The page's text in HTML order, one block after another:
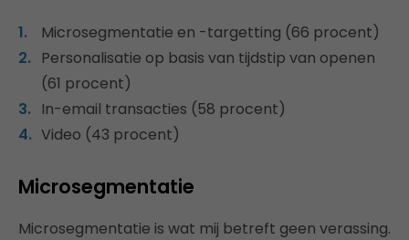
Microsegmentatie en -targetting (66 procent)
Personalisatie op basis van tijdstip van openen
(61 procent)
In-email transacties (58 procent)
Video (43 procent)
Microsegmentatie
Microsegmentatie is wat mij betreft geen verassing.